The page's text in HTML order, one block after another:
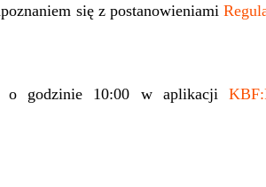
się z postanowieniami
o godzinie 10:00 w aplikacji